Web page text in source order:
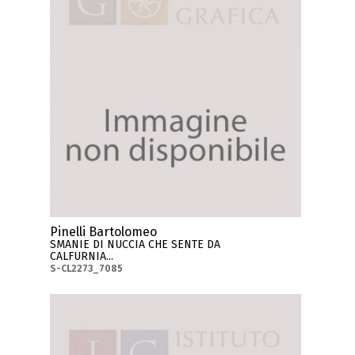
Pinelli Bartolomeo
SMANIE DI NUCCIA CHE SENTE DA
CALFURNIA...
S-CL2273_7085